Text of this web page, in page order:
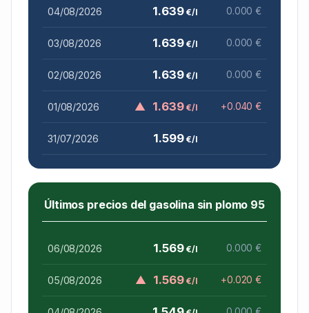
04/08/2026 1.639€/l 0.000 €
03/08/2026 1.639€/l 0.000 €
02/08/2026 1.639€/l 0.000 €
01/08/2026 ▲ 1.639€/l +0.040 €
31/07/2026 1.599€/l
Últimos precios del gasolina sin plomo 95
06/08/2026 1.569€/l 0.000 €
05/08/2026 ▲ 1.569€/l +0.020 €